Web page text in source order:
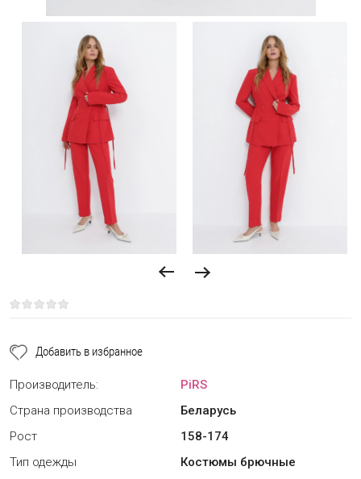
Добавить в избранное
Производитель:
PiRS
Страна производства
Беларусь
Рост
158-174
Тип одежды
Костюмы брючные